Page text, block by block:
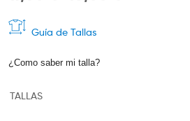
Guía de Tallas
¿Como saber mi talla?
TALLAS